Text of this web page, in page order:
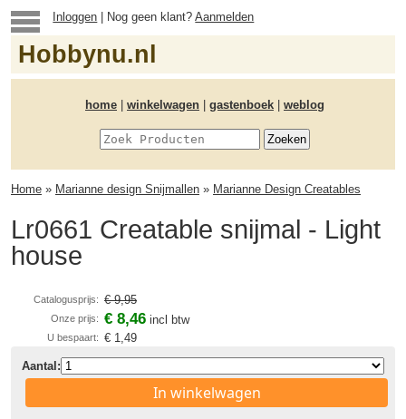
Inloggen | Nog geen klant?Aanmelden
Hobbynu.nl
home winkelwagen gastenboek weblog
Home » Marianne design Snijmallen » Marianne Design Creatables
Lr0661 Creatable snijmal - Light
house
Catalogusprijs: € 9,95
Onze prijs: € 8,46 incl btw
U bespaart: € 1,49
Aantal:
In winkelwagen